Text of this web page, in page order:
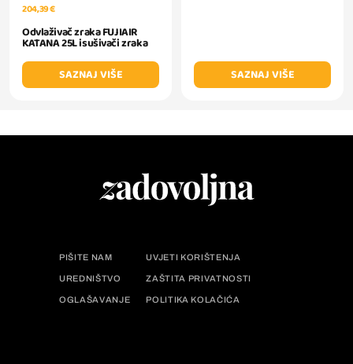
204,39 €
Odvlaživač zraka FUJIAIR
KATANA 25L isušivači zraka
SAZNAJ VIŠE
SAZNAJ VIŠE
PIŠITE NAM UVJETI KORIŠTENJA
UREDNIŠTVO ZAŠTITA PRIVATNOSTI
OGLAŠAVANJE POLITIKA KOLAČIĆA